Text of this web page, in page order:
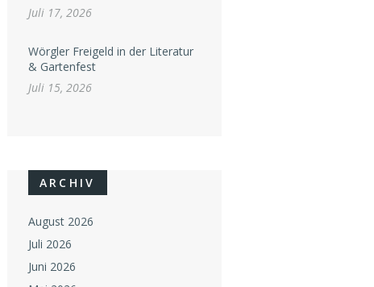
Juli 17, 2026
Wörgler Freigeld in der Literatur
& Gartenfest
Juli 15, 2026
ARCHIV
August 2026
Juli 2026
Juni 2026